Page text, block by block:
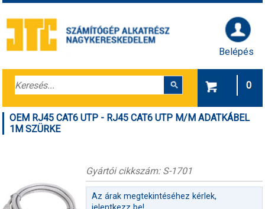
Belépés
0
OEM RJ45 CAT6 UTP - RJ45 CAT6 UTP M/M ADATKÁBEL
1M SZÜRKE
Gyártói cikkszám: S-1701
Az árak megtekintéséhez kérlek,